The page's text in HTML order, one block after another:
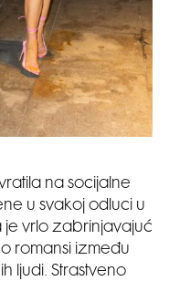
na socijalne
u svakoj odluci u
je vrlo zabrinjavajuć
o romansi između
ljudi. Strastveno